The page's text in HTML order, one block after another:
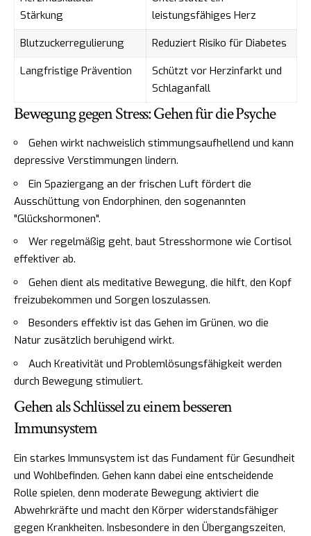
Stärkung
leistungsfähiges Herz
Blutzuckerregulierung
Reduziert Risiko für Diabetes
Langfristige Prävention
Schützt vor Herzinfarkt und
Schlaganfall
Bewegung gegen Stress: Gehen für die Psyche
Gehen wirkt nachweislich stimmungsaufhellend und kann
depressive Verstimmungen lindern.
Ein Spaziergang an der frischen Luft fördert die
Ausschüttung von Endorphinen, den sogenannten
"Glückshormonen".
Wer regelmäßig geht, baut Stresshormone wie Cortisol
effektiver ab.
Gehen dient als meditative Bewegung, die hilft, den Kopf
freizubekommen und Sorgen loszulassen.
Besonders effektiv ist das Gehen im Grünen, wo die
Natur zusätzlich beruhigend wirkt.
Auch Kreativität und Problemlösungsfähigkeit werden
durch Bewegung stimuliert.
Gehen als Schlüssel zu einem besseren
Immunsystem
Ein starkes Immunsystem ist das Fundament für Gesundheit
und Wohlbefinden. Gehen kann dabei eine entscheidende
Rolle spielen, denn moderate Bewegung aktiviert die
Abwehrkräfte und macht den Körper widerstandsfähiger
gegen Krankheiten. Insbesondere in den Übergangszeiten,